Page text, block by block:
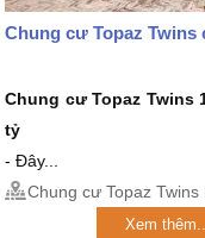
Chung cư Topaz Twins
Chung cư Topaz Twins
tỷ
- Đây...
Chung cư Topaz Twins
Xem thêm...